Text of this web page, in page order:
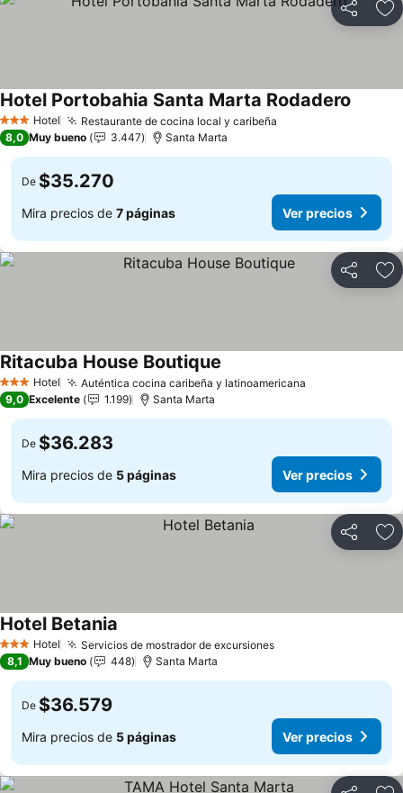
Compartir
3 Estrellas
Hotel Restaurante de cocina local y caribeña
Hotel Portobahia Santa Marta Rodadero
8,0 Muy bueno 3.447 Santa Marta
De $35.270
Mira precios de 7 páginas Ver precios
Compartir
3 Estrellas
Hotel Auténtica cocina caribeña y latinoamericana
Ritacuba House Boutique
9,0 Excelente 1.199 Santa Marta
De $36.283
Mira precios de 5 páginas Ver precios
Compartir
3 Estrellas
Hotel Servicios de mostrador de excursiones
Hotel Betania
8,1 Muy bueno 448 Santa Marta
De $36.579
Mira precios de 5 páginas Ver precios